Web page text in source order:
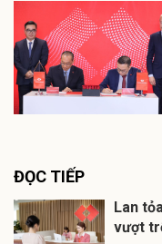
ĐỌC TIẾP
Lan
vượt